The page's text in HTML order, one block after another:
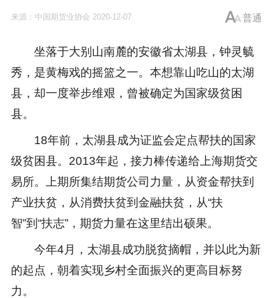
普通
来源： 中国期货业协会 2020-12-07
坐落于大别山南麓的安徽省太湖县，钟灵毓
秀，是黄梅戏的摇篮之一。本想靠山吃山的太湖
县，却一度举步维艰，曾被确定为国家级贫困
县。
18年前，太湖县成为证监会定点帮扶的国家
级贫困县。2013年起，接力棒传递给上海期货交
易所。上期所集结期货公司力量，从资金帮扶到
产业扶贫，从消费扶贫到金融扶贫，从“扶
智”到“扶志”，期货力量在这里结出硕果。
今年4月，太湖县成功脱贫摘帽，并以此为新
的起点，朝着实现乡村全面振兴的更高目标努
力。